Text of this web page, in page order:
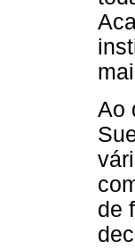
Ao
de